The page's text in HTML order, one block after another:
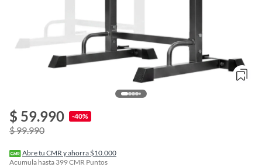
$ 59.990 -40%
$ 99.990
Abre tu CMR y ahorra $10.000
Acumula hasta 399CMR Puntos
e
r